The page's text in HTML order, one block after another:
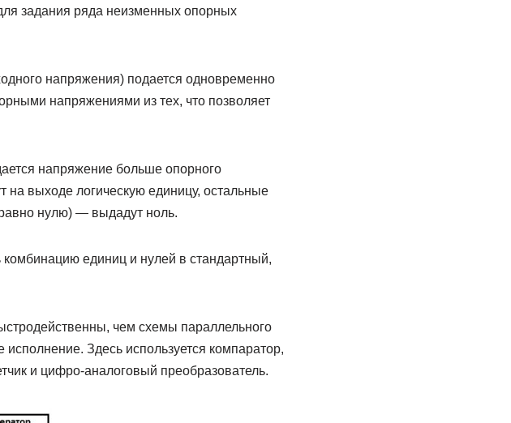
задания ряда неизменных опорных
напряжения) подается одновременно
напряжениями из тех, что позволяет
напряжение больше опорного
выходе логическую единицу, остальные
нулю) — выдадут ноль.
единиц и нулей в стандартный,
чем схемы параллельного
Здесь используется компаратор,
и цифро-аналоговый преобразователь.